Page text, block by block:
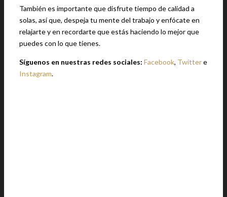
También es importante que disfrute tiempo de calidad a
solas, así que, despeja tu mente del trabajo y enfócate en
relajarte y en recordarte que estás haciendo lo mejor que
puedes con lo que tienes.
Síguenos en nuestras redes sociales: Facebook, Twittere
Instagram.